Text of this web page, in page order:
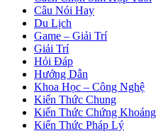
Câu Nói Hay
Du Lịch
Game – Giải Trí
Giải Trí
Hỏi Đáp
Hướng Dẫn
Khoa Học – Công Nghệ
Kiến Thức Chung
Kiến Thức Chứng Khoáng
Kiến Thức Pháp Lý